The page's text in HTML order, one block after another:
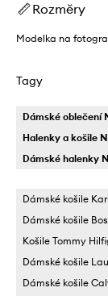
Rozměry
Modelka na
Tagy
Dámské oblečení
Halenky a košile
Dámské halenky
Dámské košile
Dámské košile
Košile Tommy
Dámské košile
Dámské košile